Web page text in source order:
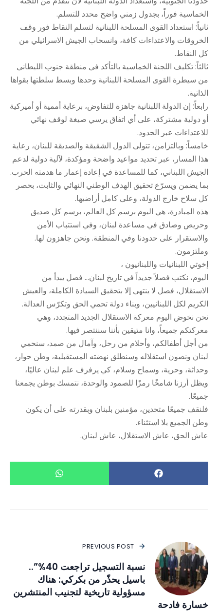
الخماسية فوراً، بجدول زمني واضح محدد للتسلم.
ثانياً: استعداد القوى المسلحة اللبنانية لتسلم النقاط فور وقف
الخروقات والاعتداءات كافة، وانسحاب الجيش الاسرائيلي من
كل النقاط.
ثالثاً: تكليف اللجنة الخماسية بالتأكد في منطقة جنوب الليطاني
من سيطرة القوى المسلحة اللبنانية وحدها وبسط سلطتها بقواها
الذاتية.
رابعاً: إن الدولة اللبنانية جاهزة للتفاوض، برعاية أممية أو أميركية
أو دولية مشتركة، على أي اتفاق يرسي صيغة لوقف نهائي
للاعتداءات عبر الحدود.
خامساً: وبالتزامن، تتولى الدول الشقيقة والصديقة للبنان، رعاية
هذا المسار، عبر تحديد مواعيد واضحة ومؤكدة، لآلية دولية لدعم
الجيش اللبناني، كما للمساعدة في إعادة إعمار ما هدمته الحرب.
بما يضمن ويسرّع تحقيق الهدف الوطني النهائي والثابت، بحصر
كل سلاح خارج الدولة، وعلى كامل أراضيها.
هذه المبادرة، هي اليوم برسم كل العالم، برسم كل صديق
وحريص وصادق في مساعدة لبنان، وفي استتباب الأمن
والاستقرار على حدودنا وفي المنطقة. ونحن جاهزون لها.
وملتزمون.
إخوتي اللبنانيات واللبنانيون ،
اليوم، نكتب فصلاً جديداً في تاريخ لبنان… فصل يبدأ من
الاستقلال، فصل لا ينتهي إلا بتحقيق السيادة الكاملة، والعيش
الكريم لكل اللبنانيين، وبناء دولة تحمي الحق وتكرّس العدالة.
نحن نخوض اليوم معركة الاستقلال الجديد المتجدد، وهي
معركتكم جميعاً، وانا متيقين بأننا سننتصر فيها.
من أجل أطفالكم، وأحلام من رحل، وآمال من صمد، سنحمي
لبنان ونصون استقلاله وسنطلق نهضته المستقبلية، وطن حوار،
وحداثة، وحرية، وسماح وسلام، كي يرفرف علم لبنان عاليًا،
ويظل أرزنا شامخًا رمزًا للصمود والوحدة، نتمسك بوطن يجمعنا
جميعًا.
فلنقف جميعًا متحدين، مؤمنين بلبنان وبقدرته على أن يكون
وطن الجميع بلا استثناء.
عاش الحق، عاش الاستقلال، عاش لبنان.
PREVIOUS POST
نسبة التسجيل تراجعت 40%”..
باسيل يحذّر من بكركي: هناك
مسؤولية تاريخية لتجنيب المنتشرين
خسارة فادحة